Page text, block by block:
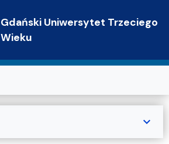
Gdański Uniwersytet Trzeciego
Wieku
expand_more